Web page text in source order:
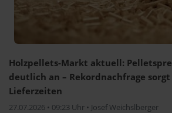
Holzpellets-Markt aktuell:
deutlich an – Rekordnachfrage
Lieferzeiten
27.07.2026 • 09:23 Uhr • Josef Weichslberger